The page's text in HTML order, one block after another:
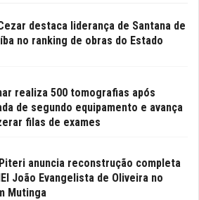
destaca liderança de Santana de
no ranking de obras do Estado
realiza 500 tomografias após
de segundo equipamento e avança
filas de exames
anuncia reconstrução completa
João Evangelista de Oliveira no
Mutinga